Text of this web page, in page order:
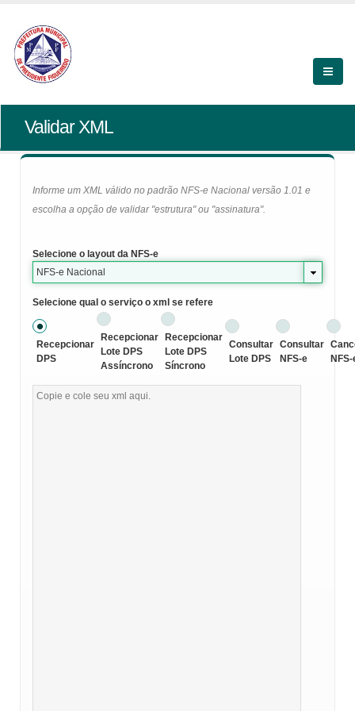
Validar XML
Informe um XML válido no padrão NFS-e Nacional versão 1.01 e
escolha a opção de validar "estrutura" ou "assinatura".
Selecione o layout da NFS-e
NFS-e Nacional
Selecione qual o serviço o xml se refere
Recepcionar
DPS
Recepcionar
Lote DPS
Assíncrono
Recepcionar
Lote DPS
Síncrono
Consultar
Lote DPS
Consultar
NFS-e
NFS-